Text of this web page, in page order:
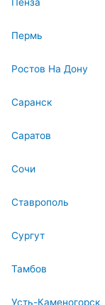
Пенза
Пермь
Ростов На Дону
Саранск
Саратов
Сочи
Ставрополь
Сургут
Тамбов
Усть-Каменогорск